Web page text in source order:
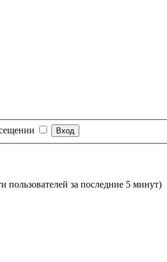
пользователей за последние 5 минут)